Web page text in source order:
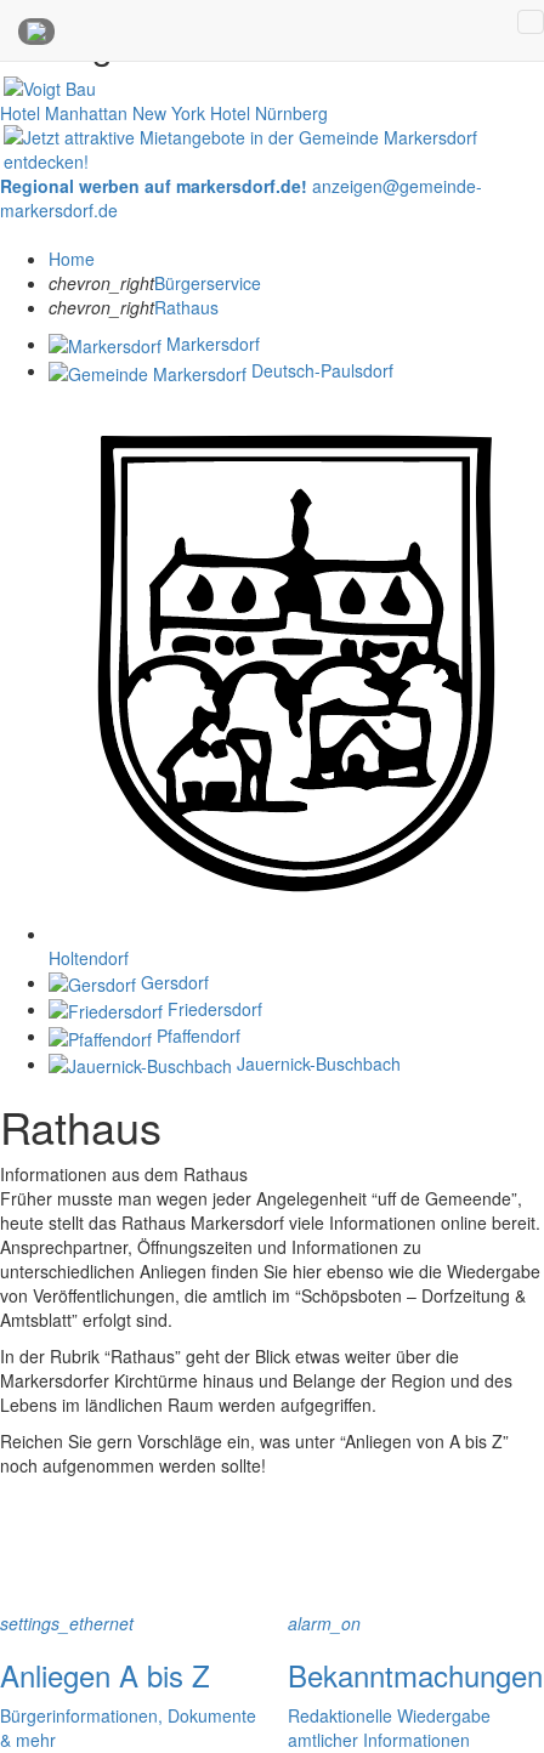
Anzeigen
Hotel Manhattan New York Hotel Nürnberg
Regional werben auf markersdorf.de! anzeigen@gemeinde-
markersdorf.de
Home
chevron_rightBürgerservice
chevron_rightRathaus
Markersdorf
Deutsch-Paulsdorf
Holtendorf
Gersdorf
Friedersdorf
Pfaffendorf
Jauernick-Buschbach
Rathaus
Informationen aus dem Rathaus
Früher musste man wegen jeder Angelegenheit “uff de Gemeende”,
heute stellt das Rathaus Markersdorf viele Informationen online bereit.
Ansprechpartner, Öffnungszeiten und Informationen zu
unterschiedlichen Anliegen finden Sie hier ebenso wie die Wiedergabe
von Veröffentlichungen, die amtlich im “Schöpsboten – Dorfzeitung &
Amtsblatt” erfolgt sind.
In der Rubrik “Rathaus” geht der Blick etwas weiter über die
Markersdorfer Kirchtürme hinaus und Belange der Region und des
Lebens im ländlichen Raum werden aufgegriffen.
Reichen Sie gern Vorschläge ein, was unter “Anliegen von A bis Z”
noch aufgenommen werden sollte!
settings_ethernet
Anliegen A bis Z
Bürgerinformationen, Dokumente
& mehr
alarm_on
Bekanntmachungen
Redaktionelle Wiedergabe
amtlicher Informationen